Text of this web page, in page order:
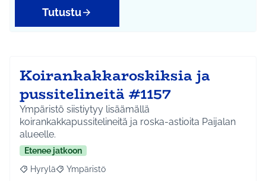
Tutustu
Koirankakkaroskiksia ja
pussitelineitä #1157
Ympäristö siistiytyy lisäämällä
koirankakkapussitelineitä ja roska-astioita Paijalan
alueelle.
Etenee jatkoon
Rajaa tulokset aihepiirin mukaan: Hyrylä
Hyrylä Rajaa tulokset teeman mukaan: Ympäristö
Ympäristö